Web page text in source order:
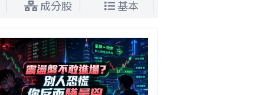
成分股 基本